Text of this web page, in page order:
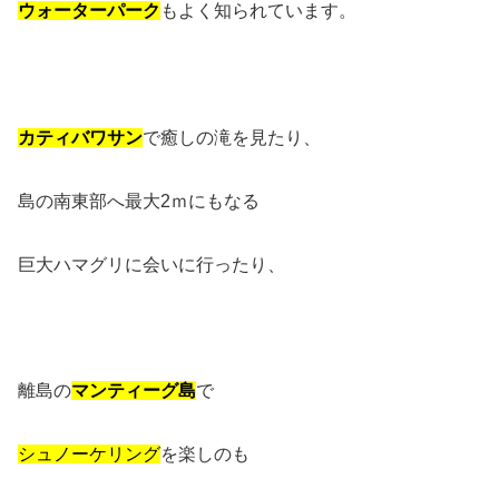
ウォーターパーク もよく知られています。
カティバワサンで癒しの滝を見たり、
島の南東部へ最大2ｍにもなる
巨大ハマグリに会いに行ったり、
離島のマンティーグ島で
シュノーケリングを楽しのも